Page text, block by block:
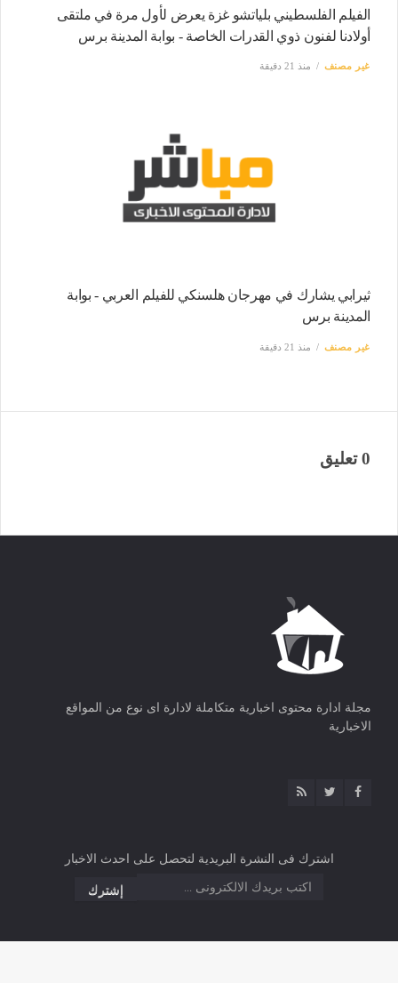
الفيلم الفلسطيني بلياتشو غزة يعرض لأول مرة في ملتقى
أولادنا لفنون ذوي القدرات الخاصة - بوابة المدينة برس
غير مصنف منذ 21 دقيقة
ثيرابي يشارك في مهرجان هلسنكي للفيلم العربي - بوابة
المدينة برس
غير مصنف منذ 21 دقيقة
0 تعليق
مجلة ادارة محتوى اخبارية متكاملة لادارة اى نوع من المواقع
الاخبارية
اشترك فى النشرة البريدية لتحصل على احدث الاخبار